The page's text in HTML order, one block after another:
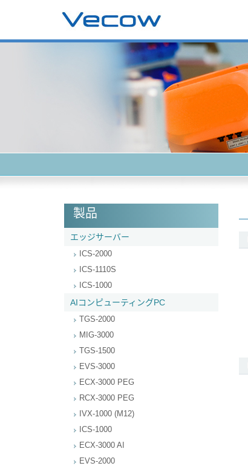
製品
エッジサーバー
ICS-2000
ICS-1110S
ICS-1000
AIコンピューティングPC
TGS-2000
MIG-3000
TGS-1500
EVS-3000
ECX-3000 PEG
RCX-3000 PEG
IVX-1000 (M12)
ICS-1000
ECX-3000 AI
EVS-2000